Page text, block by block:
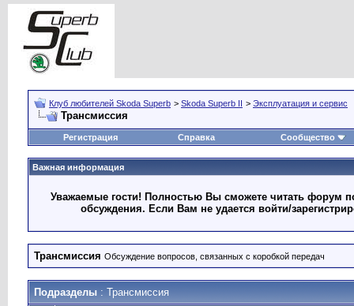
Клуб любителей Skoda Superb > Skoda Superb II > Эксплуатация и сервис
Трансмиссия
Регистрация Справка Сообщество
Важная информация
Уважаемые гости! Полностью Вы сможете читать форум
обсуждения. Если Вам не удается войти/
Трансмиссия Обсуждение вопросов, связанных с коробкой передач
Подразделы : Трансмиссия